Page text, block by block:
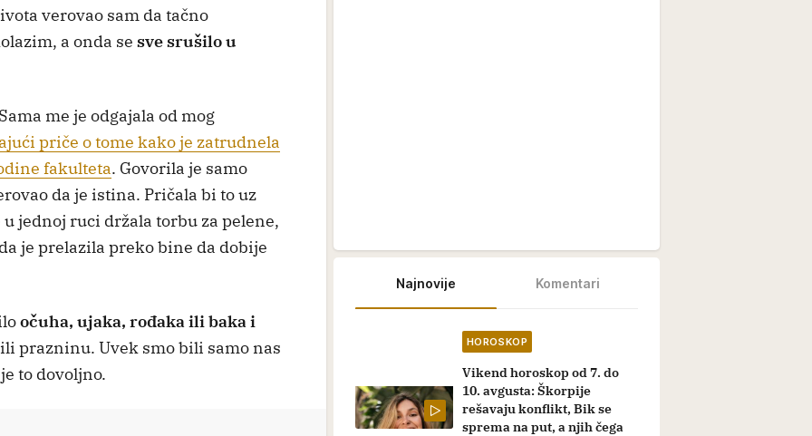
verovao sam da tačno
a onda se sve srušilo u
me je odgajala od mog
priče o tome kako je zatrudnela
fakulteta. Govorila je samo
da je istina. Pričala bi to uz
jednoj ruci držala torbu za pelene,
je prelazila preko bine da dobije
očuha, ujaka, rođaka ili baka i
prazninu. Uvek smo bili samo nas
to dovoljno.
Najnovije Komentari
HOROSKOP
Vikend horoskop od 7. do
10. avgusta: Škorpije
rešavaju konflikt, Bik se
sprema na put, a njih čega